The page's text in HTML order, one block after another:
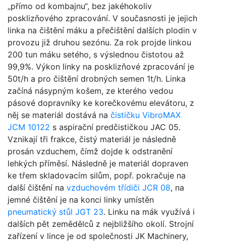
„přímo od kombajnu“, bez jakéhokoliv
posklizňového zpracování. V současnosti je jejich
linka na čištění máku a přečištění dalších plodin v
provozu již druhou sezónu. Za rok projde linkou
200 tun máku setého, s výslednou čistotou až
99,9%. Výkon linky na posklizňové zpracování je
50t/h a pro čištění drobných semen 1t/h. Linka
začíná násypným košem, ze kterého vedou
pásové dopravníky ke korečkovému elevátoru, z
něj se materiál dostává na čističku VibroMAX
JCM 10122 s aspirační predčističkou JAC 05.
Vznikají tři frakce, čistý materiál je následně
prosán vzduchem, čímž dojde k odstranění
lehkých příměsí. Následně je materiál dopraven
ke třem skladovacím silům, popř. pokračuje na
další čištění na vzduchovém třídiči JCR 08, na
jemné čištění je na konci linky umístěn
pneumatický stůl JGT 23. Linku na mák využívá i
dalších pět zemědělců z nejbližšího okolí. Strojní
zařízení v lince je od společnosti JK Machinery,